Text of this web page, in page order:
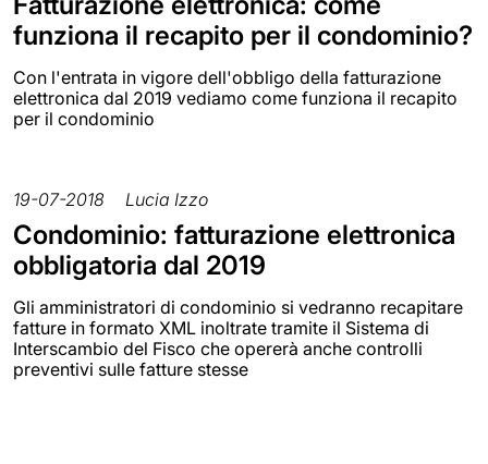
funziona il recapito per il condominio?
Con l'entrata in vigore dell'obbligo della fatturazione
elettronica dal 2019 vediamo come funziona il recapito
per il condominio
19-07-2018 Lucia Izzo
Condominio: fatturazione elettronica
obbligatoria dal 2019
Gli amministratori di condominio si vedranno recapitare
fatture in formato XML inoltrate tramite il Sistema di
Interscambio del Fisco che opererà anche controlli
preventivi sulle fatture stesse